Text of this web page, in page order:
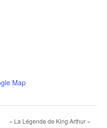
Map
« La Légende de King Arthur »